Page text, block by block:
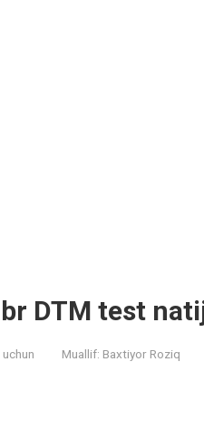
DTM test
Muallif: Baxtiyor Roziq